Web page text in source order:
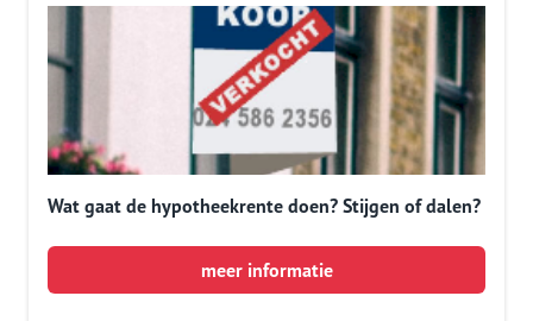
Wat gaat de hypotheekrente doen? Stijgen of dalen?
meer informatie